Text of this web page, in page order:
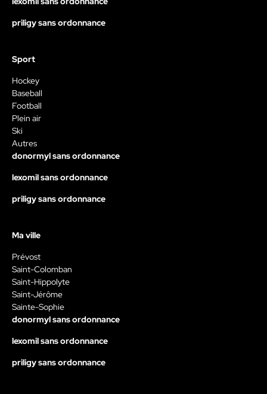
priligy sans ordonnance
Sport
Hockey
Baseball
Football
Plein air
Ski
Autres
donormyl sans ordonnance
lexomil sans ordonnance
priligy sans ordonnance
Ma ville
Prévost
Saint-Colomban
Saint-Hippolyte
Saint-Jérôme
Sainte-Sophie
donormyl sans ordonnance
lexomil sans ordonnance
priligy sans ordonnance